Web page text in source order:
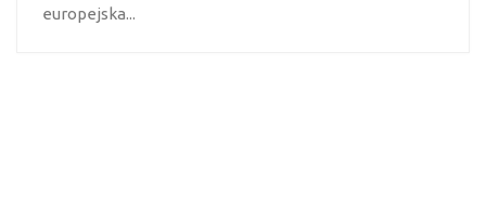
europejska...